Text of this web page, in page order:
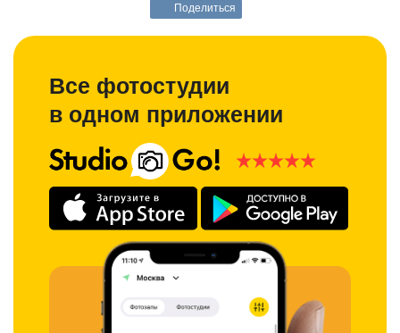
Поделиться
Все фотостудии
в одном приложении